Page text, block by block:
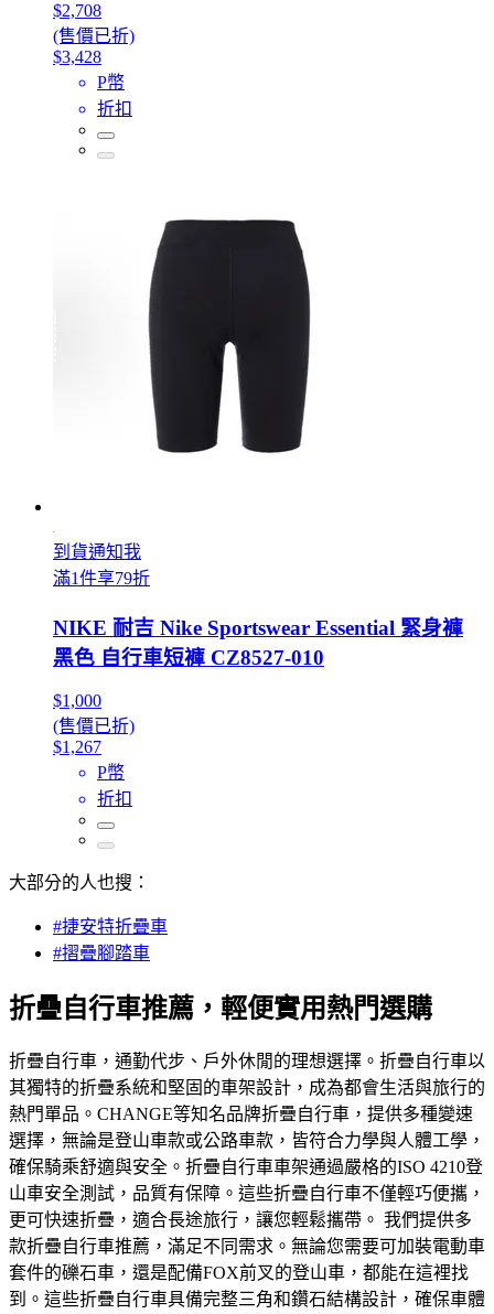
$2,708
(售價已折)
$3,428
P幣
折扣
到貨通知我
滿1件享79折
NIKE 耐吉 Nike Sportswear Essential 緊身褲
黑色 自行車短褲 CZ8527-010
$1,000
(售價已折)
$1,267
P幣
折扣
大部分的人也搜：
#捷安特折疊車
#摺疊腳踏車
折疊自行車推薦，輕便實用熱門選購
折疊自行車，通勤代步、戶外休閒的理想選擇。折疊自行車以
其獨特的折疊系統和堅固的車架設計，成為都會生活與旅行的
熱門單品。CHANGE等知名品牌折疊自行車，提供多種變速
選擇，無論是登山車款或公路車款，皆符合力學與人體工學，
確保騎乘舒適與安全。折疊自行車車架通過嚴格的ISO 4210登
山車安全測試，品質有保障。這些折疊自行車不僅輕巧便攜，
更可快速折疊，適合長途旅行，讓您輕鬆攜帶。 我們提供多
款折疊自行車推薦，滿足不同需求。無論您需要可加裝電動車
套件的礫石車，還是配備FOX前叉的登山車，都能在這裡找
到。這些折疊自行車具備完整三角和鑽石結構設計，確保車體